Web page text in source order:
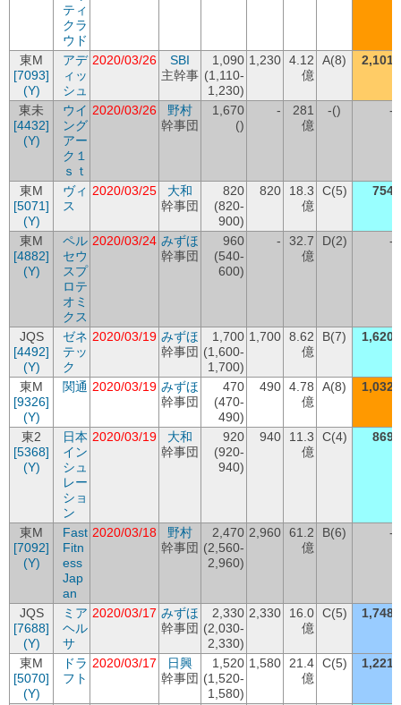
ティ
クラ
ウド
東M
[7093]
(Y)
アデ
ィッ
シュ
2020/03/26
SBI
主幹事
1,090
(1,110-
1,230)
1,230 4.12
億
A(8) 2,101
東未
[4432]
(Y)
ウイ
ング
アー
ク１
ｓｔ
2020/03/26
野村
幹事団
1,670
()
-
281
億
-() -
東M
[5071]
(Y)
ヴィ
ス
2020/03/25
大和
幹事団
820
(820-
900)
820
18.3
億
C(5) 754
東M
[4882]
(Y)
ペル
セウ
スプ
ロテ
オミ
クス
2020/03/24 みずほ
幹事団
960
(540-
600)
-
32.7
億
D(2) -
JQS
[4492]
(Y)
ゼネ
テッ
ク
2020/03/19 みずほ
幹事団
1,700
(1,600-
1,700)
1,700 8.62
億
B(7) 1,620
東M
[9326]
(Y)
関通 2020/03/19 みずほ
幹事団
470
(470-
490)
490 4.78
億
A(8) 1,032
東2
[5368]
(Y)
日本
イン
シュ
レー
ショ
ン
2020/03/19
大和
幹事団
920
(920-
940)
940
11.3
億
C(4) 869
東M
[7092]
(Y)
Fast
Fitn
ess
Jap
an
2020/03/18
野村
幹事団
2,470
(2,560-
2,960)
2,960 61.2
億
B(6) -
JQS
[7688]
(Y)
ミア
ヘル
サ
2020/03/17 みずほ
幹事団
2,330
(2,030-
2,330)
2,330
16.0
億
C(5) 1,748
東M
[5070]
(Y)
ドラ
フト
2020/03/17
日興
幹事団
1,520
(1,520-
1,580)
1,580
21.4
億
C(5) 1,221